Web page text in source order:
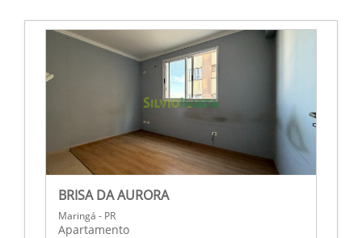
BRISA DA AURORA
Maringá - PR
Apartamento